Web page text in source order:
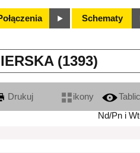
Schematy
(1393)
Drukuj ikony
Nd/Pn i